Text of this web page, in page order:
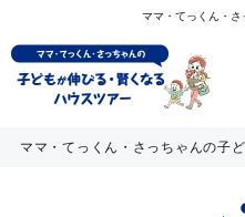
ママ・てっくん・
ママ・てっくん・さっちゃんの子